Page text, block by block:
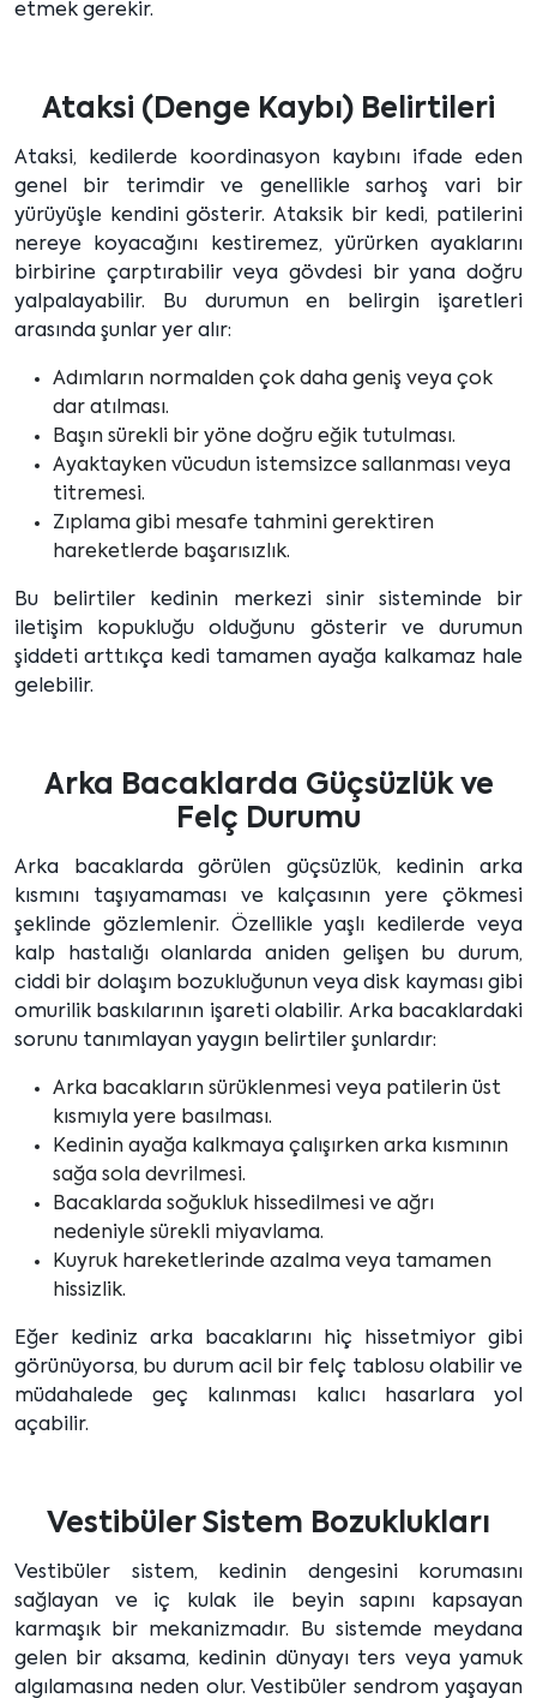
etmek gerekir.
Ataksi (Denge Kaybı) Belirtileri
Ataksi, kedilerde koordinasyon kaybını ifade eden
genel bir terimdir ve genellikle sarhoş vari bir
yürüyüşle kendini gösterir. Ataksik bir kedi, patilerini
nereye koyacağını kestiremez, yürürken ayaklarını
birbirine çarptırabilir veya gövdesi bir yana doğru
yalpalayabilir. Bu durumun en belirgin işaretleri
arasında şunlar yer alır:
Adımların normalden çok daha geniş veya çok
dar atılması.
Başın sürekli bir yöne doğru eğik tutulması.
Ayaktayken vücudun istemsizce sallanması veya
titremesi.
Zıplama gibi mesafe tahmini gerektiren
hareketlerde başarısızlık.
Bu belirtiler kedinin merkezi sinir sisteminde bir
iletişim kopukluğu olduğunu gösterir ve durumun
şiddeti arttıkça kedi tamamen ayağa kalkamaz hale
gelebilir.
Arka Bacaklarda Güçsüzlük ve
Felç Durumu
Arka bacaklarda görülen güçsüzlük, kedinin arka
kısmını taşıyamaması ve kalçasının yere çökmesi
şeklinde gözlemlenir. Özellikle yaşlı kedilerde veya
kalp hastalığı olanlarda aniden gelişen bu durum,
ciddi bir dolaşım bozukluğunun veya disk kayması gibi
omurilik baskılarının işareti olabilir. Arka bacaklardaki
sorunu tanımlayan yaygın belirtiler şunlardır:
Arka bacakların sürüklenmesi veya patilerin üst
kısmıyla yere basılması.
Kedinin ayağa kalkmaya çalışırken arka kısmının
sağa sola devrilmesi.
Bacaklarda soğukluk hissedilmesi ve ağrı
nedeniyle sürekli miyavlama.
Kuyruk hareketlerinde azalma veya tamamen
hissizlik.
Eğer kediniz arka bacaklarını hiç hissetmiyor gibi
görünüyorsa, bu durum acil bir felç tablosu olabilir ve
müdahalede geç kalınması kalıcı hasarlara yol
açabilir.
Vestibüler Sistem Bozuklukları
Vestibüler sistem, kedinin dengesini korumasını
sağlayan ve iç kulak ile beyin sapını kapsayan
karmaşık bir mekanizmadır. Bu sistemde meydana
gelen bir aksama, kedinin dünyayı ters veya yamuk
algılamasına neden olur. Vestibüler sendrom yaşayan